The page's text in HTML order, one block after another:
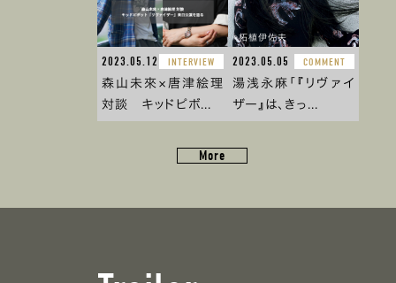
2023.05.12
INTERVIEW
森山未來×唐津絵理
対談 キッドピボ...
©︎柘植伊佐夫
2023.05.05
COMMENT
湯浅永麻「『リヴァイ
ザー』は、きっ...
More